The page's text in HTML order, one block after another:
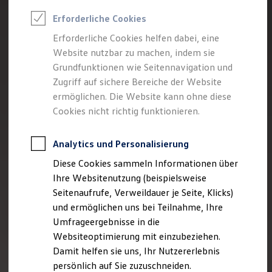
Elektroauto Leasing
Kleinwagen-Leasing
Leasing ohne Anzahlung
Finanzierung
Autokredit mit Schlussrate
Versicherungen und Garantien
Kfz-Versicherung
Restschuldversicherungen
Garantien
Professional Class bei Volkswagen
Behörden
Direktkunden
Sonderfahrzeuge
Anpfiff zum Gewinn
Elektromobilität
Elektroautos
ID. Tutorials
Elektrofahrzeugkonzepte
ID. EVERY1
Reichweite
Erforderliche Cookies
Erforderliche Cookies helfen dabei, eine
Website nutzbar zu machen, indem sie
Grundfunktionen wie Seitennavigation und
Zugriff auf sichere Bereiche der Website
ermöglichen. Die Website kann ohne diese
Cookies nicht richtig funktionieren.
Analytics und Personalisierung
Diese Cookies sammeln Informationen über
Ihre Websitenutzung (beispielsweise
Seitenaufrufe, Verweildauer je Seite, Klicks)
und ermöglichen uns bei Teilnahme, Ihre
Umfrageergebnisse in die
Websiteoptimierung mit einzubeziehen.
Damit helfen sie uns, Ihr Nutzererlebnis
persönlich auf Sie zuzuschneiden.